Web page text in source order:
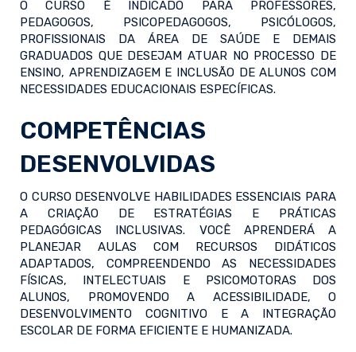
O CURSO É INDICADO PARA PROFESSORES,
PEDAGOGOS, PSICOPEDAGOGOS, PSICÓLOGOS,
PROFISSIONAIS DA ÁREA DE SAÚDE E DEMAIS
GRADUADOS QUE DESEJAM ATUAR NO PROCESSO DE
ENSINO, APRENDIZAGEM E INCLUSÃO DE ALUNOS COM
NECESSIDADES EDUCACIONAIS ESPECÍFICAS.
COMPETÊNCIAS
DESENVOLVIDAS
O CURSO DESENVOLVE HABILIDADES ESSENCIAIS PARA
A CRIAÇÃO DE ESTRATÉGIAS E PRÁTICAS
PEDAGÓGICAS INCLUSIVAS. VOCÊ APRENDERÁ A
PLANEJAR AULAS COM RECURSOS DIDÁTICOS
ADAPTADOS, COMPREENDENDO AS NECESSIDADES
FÍSICAS, INTELECTUAIS E PSICOMOTORAS DOS
ALUNOS, PROMOVENDO A ACESSIBILIDADE, O
DESENVOLVIMENTO COGNITIVO E A INTEGRAÇÃO
ESCOLAR DE FORMA EFICIENTE E HUMANIZADA.